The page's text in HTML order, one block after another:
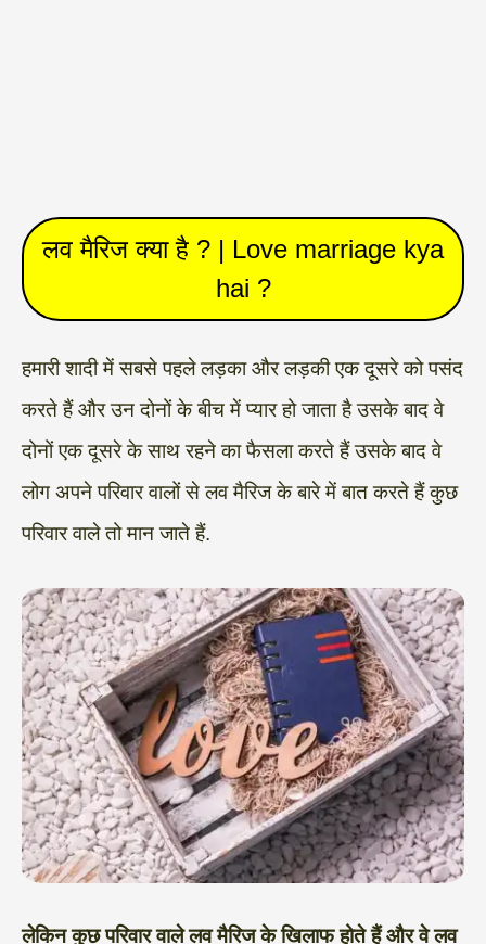
लव मैरिज क्या है ? | Love marriage kya
hai ?
हमारी शादी में सबसे पहले लड़का और लड़की एक दूसरे को पसंद
करते हैं और उन दोनों के बीच में प्यार हो जाता है उसके बाद वे
दोनों एक दूसरे के साथ रहने का फैसला करते हैं उसके बाद वे
लोग अपने परिवार वालों से लव मैरिज के बारे में बात करते हैं कुछ
परिवार वाले तो मान जाते हैं.
लेकिन कुछ परिवार वाले लव मैरिज के खिलाफ होते हैं और वे लव